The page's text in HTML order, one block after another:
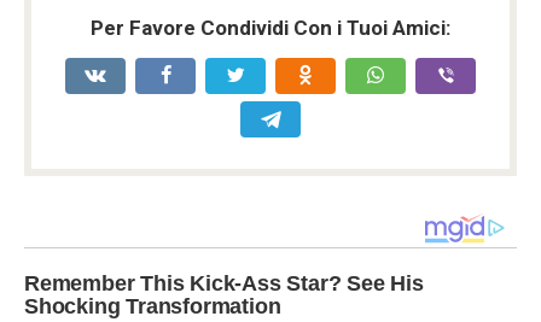
Per Favore Condividi Con i Tuoi Amici: